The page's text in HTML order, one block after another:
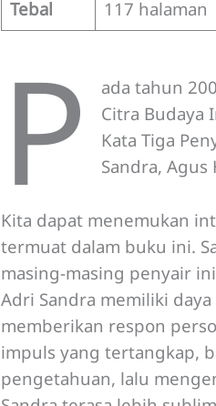
Tebal
117 halaman
P
ada tahun
Citra Budaya
Kata Tiga
Sandra, Agus
Kita dapat menemukan
termuat dalam buku ini.
masing-masing penyair
Adri Sandra memiliki
memberikan respon
impuls yang tertangkap,
pengetahuan, lalu